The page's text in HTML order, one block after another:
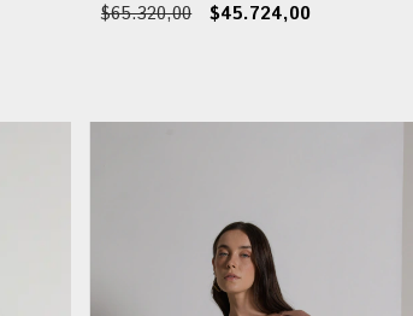
$65.320,00 $45.724,00